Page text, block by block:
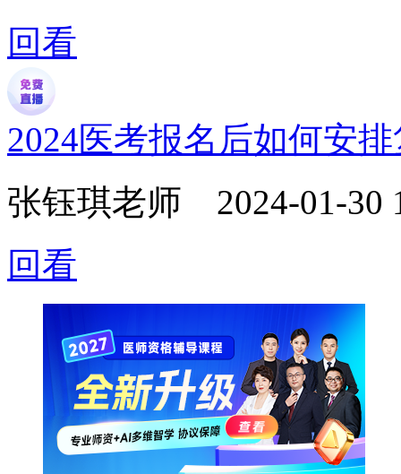
回看
2024医考报名后如何安
张钰琪老师 2024-01-30
回看